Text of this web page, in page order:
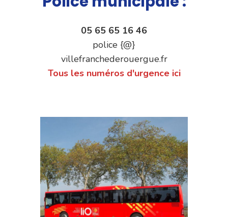
05 65 65 16 46
police {@}
villefranchederouergue.fr
Tous les numéros d'urgence ici